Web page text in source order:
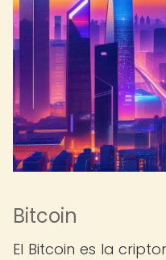
Bitcoin
El Bitcoin es la